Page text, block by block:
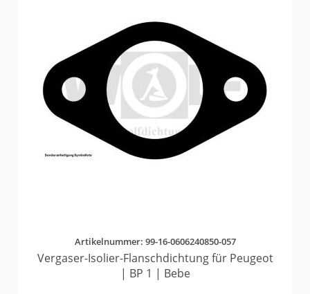
Artikelnummer: 99-16-0606240850-057
Vergaser-Isolier-Flanschdichtung für Peugeot
| BP 1 | Bebe